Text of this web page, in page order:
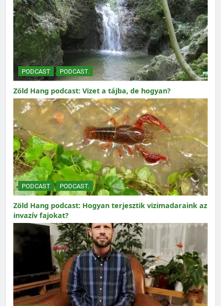
PODCAST PODCAST.
Zöld Hang podcast: Vizet a tájba, de hogyan?
PODCAST PODCAST.
Zöld Hang podcast: Hogyan terjesztik vizimadaraink az
invazív fajokat?